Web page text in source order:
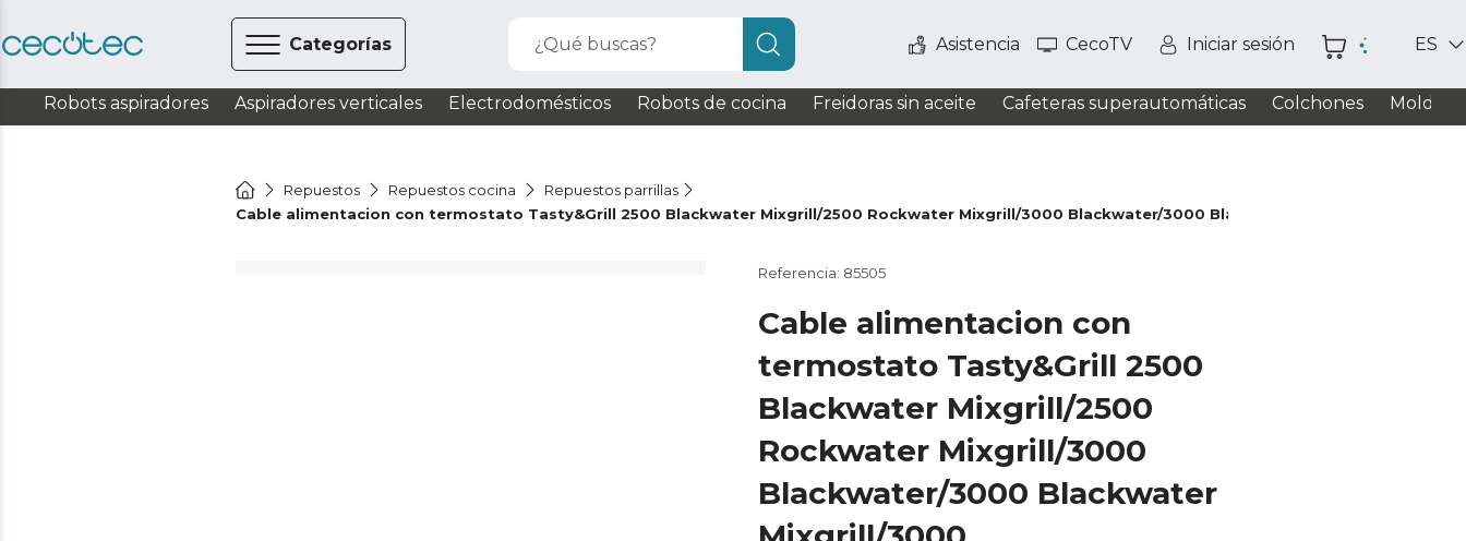
Categorías ¿Qué buscas? Asistencia CecoTV Iniciar sesión ES
Robots aspiradores Aspiradores verticales Electrodomésticos Robots de cocina Freidoras sin aceite Cafeteras superautomáticas Colchones
Repuestos Repuestos cocina
Repuestos parrillas
Cable alimentacion con termostato Tasty&Grill 2500 Blackwater Mixgrill/2500 Rockwater Mixgrill/3000 Blackwater/3000 Blackwater Mixgrill/3000
Referencia: 85505
Cable alimentacion con
termostato Tasty&Grill 2500
Blackwater Mixgrill/2500
Rockwater Mixgrill/3000
Blackwater/3000 Blackwater